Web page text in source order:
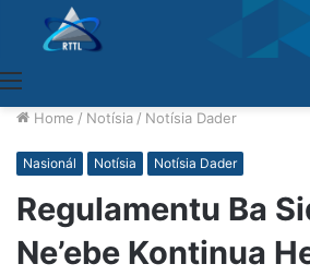
Home / Notísia / Notísia Dader
Nasionál Notísia Notísia Dader
Regulamentu Ba
Ne’ebe Kontinua